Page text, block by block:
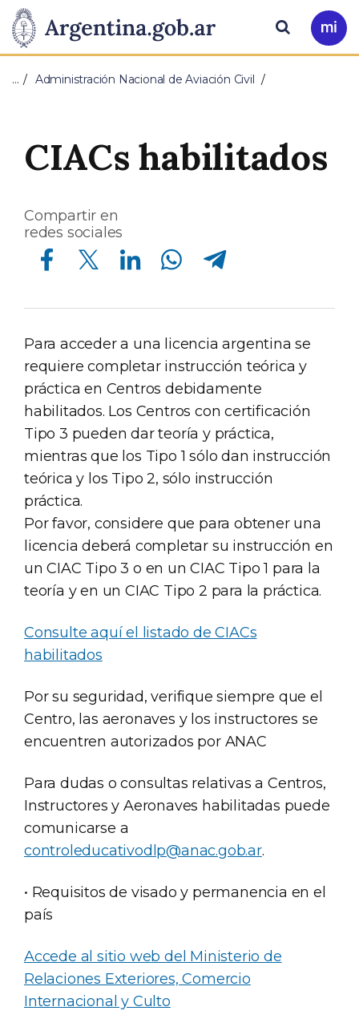
Presidencia
de
Nación
Pasar al contenido principal
Ir
a
Buscar
… Administración Nacional de Aviación Civil
CIACs habilitados
Compartir en
redes sociales
Compartir en Facebook Compartir en Twitter Compartir en Linkedin Compartir en Whatsapp Compartir en Telegram
Para acceder a una licencia argentina se
requiere completar instrucción teórica y
práctica en Centros debidamente
habilitados. Los Centros con certificación
Tipo 3 pueden dar teoría y práctica,
mientras que los Tipo 1 sólo dan instrucción
teórica y los Tipo 2, sólo instrucción
práctica.
Por favor, considere que para obtener una
licencia deberá completar su instrucción en
un CIAC Tipo 3 o en un CIAC Tipo 1 para la
teoría y en un CIAC Tipo 2 para la práctica.
Consulte aquí el listado de CIACs
habilitados
Por su seguridad, verifique siempre que el
Centro, las aeronaves y los instructores se
encuentren autorizados por ANAC
Para dudas o consultas relativas a Centros,
Instructores y Aeronaves habilitadas puede
comunicarse a
controleducativodlp@anac.gob.ar.
• Requisitos de visado y permanencia en el
país
Accede al sitio web del Ministerio de
Relaciones Exteriores, Comercio
Internacional y Culto